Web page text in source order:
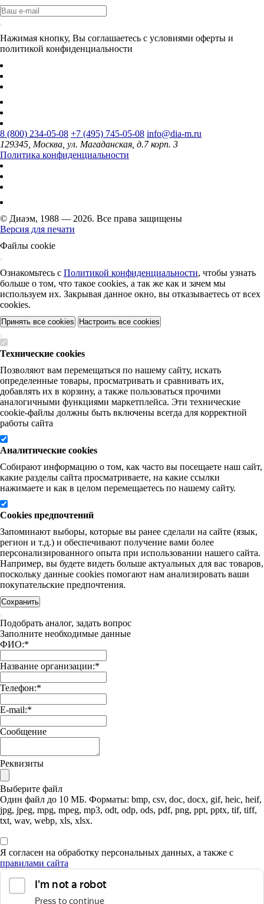
Нажимая кнопку, Вы соглашаетесь с условиями оферты и
политикой конфиденциальности
8 (800) 234-05-08 +7 (495) 745-05-08 info@dia-m.ru
129345, Москва, ул. Магаданская, д.7 корп. 3
Политика конфиденциальности
© Диаэм, 1988 — 2026. Все права защищены
Версия для печати
Файлы cookie
Ознакомьтесь с Политикой конфиденциальности, чтобы узнать
больше о том, что такое cookies, а так же как и зачем мы
используем их. Закрывая данное окно, вы отказываетесь от всех
cookies.
Принять все cookies Настроить все cookies
Технические cookies
Позволяют вам перемещаться по нашему сайту, искать
определенные товары, просматривать и сравнивать их,
добавлять их в корзину, а также пользоваться прочими
аналогичными функциями маркетплейса. Эти технические
cookie-файлы должны быть включены всегда для корректной
работы сайта
Аналитические cookies
Собирают информацию о том, как часто вы посещаете наш сайт,
какие разделы сайта просматриваете, на какие ссылки
нажимаете и как в целом перемещаетесь по нашему сайту.
Cookies предпочтений
Запоминают выборы, которые вы ранее сделали на сайте (язык,
регион и т.д.) и обеспечивают получение вами более
персонализированного опыта при использовании нашего сайта.
Например, вы будете видеть больше актуальных для вас товаров,
поскольку данные cookies помогают нам анализировать ваши
покупательские предпочтения.
Сохранить
Подобрать аналог, задать вопрос
Заполните необходимые данные
ФИО:*
Название организации:*
Телефон:*
E-mail:*
Сообщение
Реквизиты
Выберите файл
Один файл до 10 МБ. Форматы: bmp, csv, doc, docx, gif, heic, heif,
jpg, jpeg, mpg, mpeg, mp3, odt, odp, ods, pdf, png, ppt, pptx, tif, tiff,
txt, wav, webp, xls, xlsx.
Я согласен на обработку персональных данных, а также с
правилами сайта